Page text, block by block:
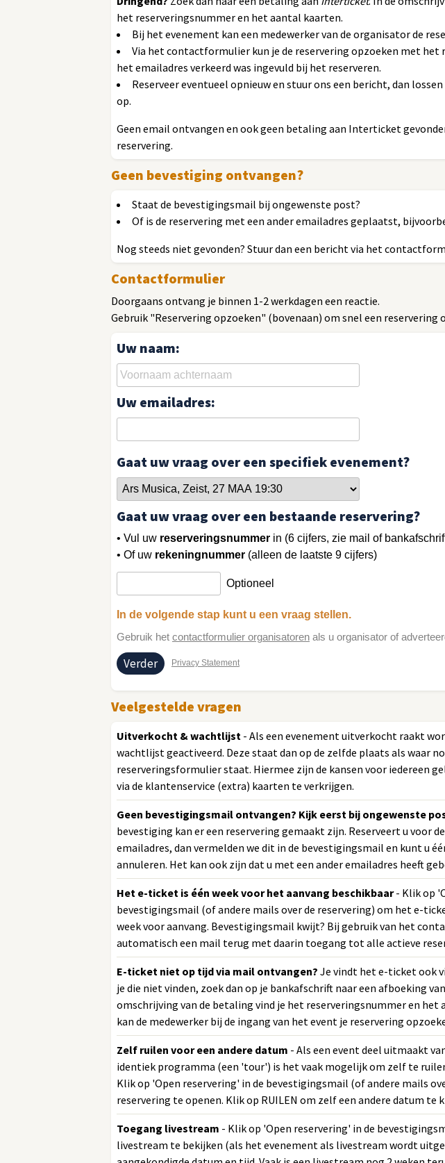
het reserveringsnummer en het aantal kaarten.
Bij het evenement kan een medewerker van de organisator de
Via het contactformulier kun je de reservering opzoeken met het
het emailadres verkeerd was ingevuld bij het reserveren.
Reserveer eventueel opnieuw en stuur ons een bericht, dan
op.
Geen email ontvangen en ook geen betaling aan Interticket
reservering.
Geen bevestiging ontvangen?
Staat de bevestigingsmail bij ongewenste post?
Of is de reservering met een ander emailadres geplaatst,
Nog steeds niet gevonden? Stuur dan een bericht via het
Contactformulier
Doorgaans ontvang je binnen 1-2 werkdagen een reactie.
Gebruik "Reservering opzoeken" (bovenaan) om snel een reservering
Uw naam:
Uw emailadres:
Gaat uw vraag over een specifiek evenement?
Gaat uw vraag over een bestaande reservering?
• Vul uw reserveringsnummer in (6 cijfers, zie mail of
• Of uw rekeningnummer (alleen de laatste 9 cijfers)
Optioneel
In de volgende stap kunt u een vraag stellen.
Gebruik het contactformulier organisatoren als u organisator of
Privacy Statement
Veelgestelde vragen
Uitverkocht & wachtlijst - Als een evenement uitverkocht raakt
wachtlijst geactiveerd. Deze staat dan op de zelfde plaats als waar
reserveringsformulier staat. Hiermee zijn de kansen voor iedereen
via de klantenservice (extra) kaarten te verkrijgen.
Geen bevestigingsmail ontvangen? Kijk eerst bij ongewenste
bevestiging kan er een reservering gemaakt zijn. Reserveert u voor
emailadres, dan vermelden we dit in de bevestigingsmail en kunt u
annuleren. Het kan ook zijn dat u met een ander emailadres heeft
Het e-ticket is één week voor het aanvang beschikbaar- Klik op
bevestigingsmail (of andere mails over de reservering) om het e-
week voor aanvang. Bevestigingsmail kwijt? Bij gebruik van het
automatisch een mail terug met daarin toegang tot alle actieve
E-ticket niet op tijd via mail ontvangen? Je vindt het e-ticket ook
je die niet vinden, zoek dan op je bankafschrift naar een afboeking
omschrijving van de betaling vind je het reserveringsnummer en het
kan de medewerker bij de ingang van het event je reservering
Zelf ruilen voor een andere datum - Als een event deel uitmaakt
identiek programma (een 'tour') is het vaak mogelijk om zelf te
Klik op 'Open reservering' in de bevestigingsmail (of andere mails
reservering te openen. Klik op RUILEN om zelf een andere datum te
Toegang livestream - Klik op 'Open reservering' in de
livestream te bekijken (als het evenement als livestream wordt